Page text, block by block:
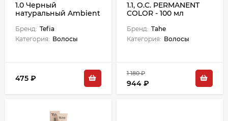
1.0 Черный
натуральный Ambient
Бренд: Tefia
Категория: Волосы
475 ₽
1.1, O.C. PERMANENT
COLOR - 100 мл
Бренд: Tahe
Категория: Волосы
1 180 ₽
944 ₽